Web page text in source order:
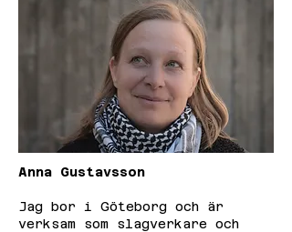
Anna Gustavsson
Jag bor i Göteborg och är
verksam som slagverkare och